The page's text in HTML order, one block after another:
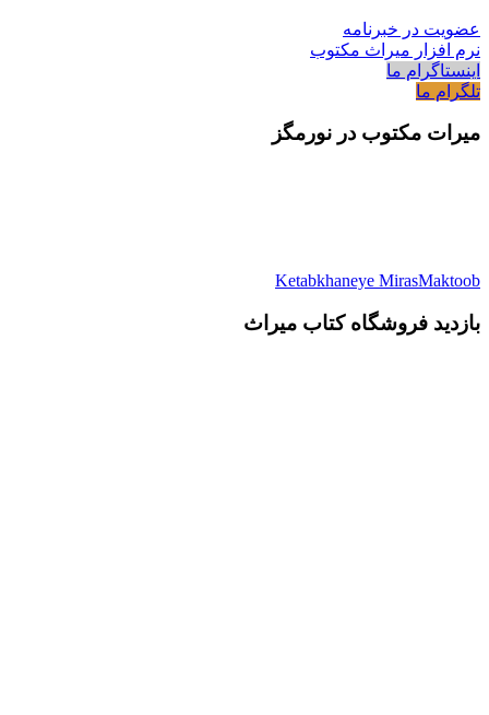
عضویت در خبرنامه
نرم افزار میراث مکتوب
اینستاگرام ما
تلگرام ما
میرات مکتوب در نورمگز
Ketabkhaneye MirasMaktoob
بازدید فروشگاه کتاب میراث